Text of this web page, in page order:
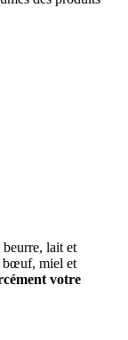
beurre, lait et
bœuf, miel et
votre